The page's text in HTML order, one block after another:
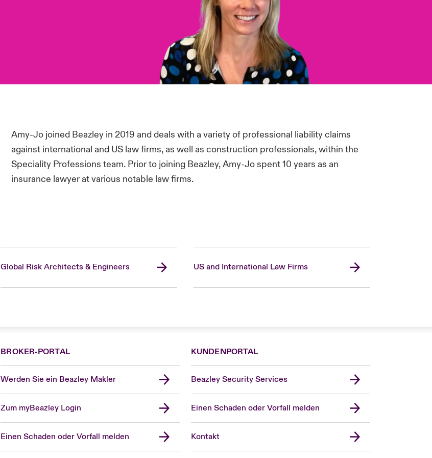
Amy-Jo joined Beazley in 2019 and deals with a variety of professional liability claims
against international and US law firms, as well as construction professionals, within the
Speciality Professions team. Prior to joining Beazley, Amy-Jo spent 10 years as an
insurance lawyer at various notable law firms.
Global Risk Architects & Engineers US and International Law Firms
BROKER-PORTAL
Werden Sie ein Beazley Makler
Zum myBeazley Login
Einen Schaden oder Vorfall melden
KUNDENPORTAL
Beazley Security Services
Einen Schaden oder Vorfall melden
KontaktUnited Kingdom